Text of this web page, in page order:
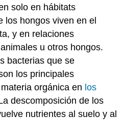
solo en hábitats
los hongos viven en el
y en relaciones
u otros hongos.
bacterias que se
los principales
orgánica en los
descomposición de los
nutrientes al suelo y al